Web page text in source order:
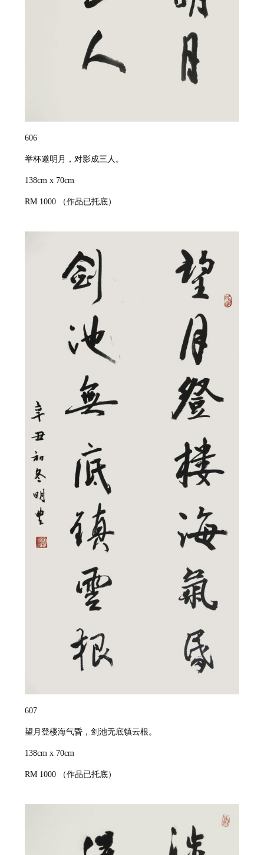
606
举杯邀明月，对影成三人。
138cm x 70cm
RM 1000 （作品已托底）
607
望月登楼海气昏，剑池无底镇云根。
138cm x 70cm
RM 1000 （作品已托底）